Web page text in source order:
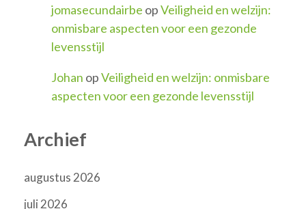
jomasecundairbe opVeiligheid en welzijn:
onmisbare aspecten voor een gezonde
levensstijl
Johan opVeiligheid en welzijn: onmisbare
aspecten voor een gezonde levensstijl
Archief
augustus 2026
juli 2026